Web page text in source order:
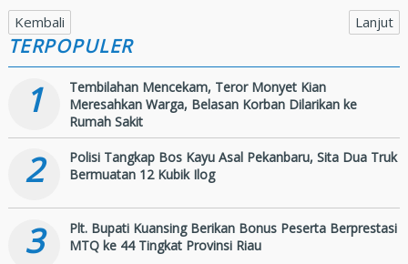
Kembali Lanjut
TERPOPULER
1
Tembilahan Mencekam, Teror Monyet Kian
Meresahkan Warga, Belasan Korban Dilarikan ke
Rumah Sakit
2
Polisi Tangkap Bos Kayu Asal Pekanbaru, Sita Dua Truk
Bermuatan 12 Kubik Ilog
3
Plt. Bupati Kuansing Berikan Bonus Peserta Berprestasi
MTQ ke 44 Tingkat Provinsi Riau